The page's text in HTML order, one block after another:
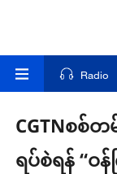
Radio
CGTNစစ်
ရပ်စဲရန် “ဝန်